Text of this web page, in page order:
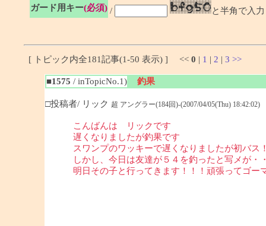
ガード用キー(必須) /
と半角で入力
[ トピック内全181記事(1-50 表示) ] << 0 | 1 | 2 | 3 >>
■1575 / inTopicNo.1) 釣果
□投稿者/ リック 超 アングラー(184回)-(2007/04/05(Thu) 18:42:02)
こんばんは リックです
遅くなりましたが釣果です
スワンプのワッキーで遅くなりましたが初バス
しかし、今日は友達が５４を釣ったと写メが・
明日その子と行ってきます！！！頑張ってゴー